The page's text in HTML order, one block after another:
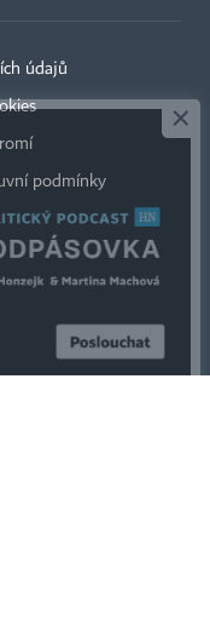
údajů
podmínky